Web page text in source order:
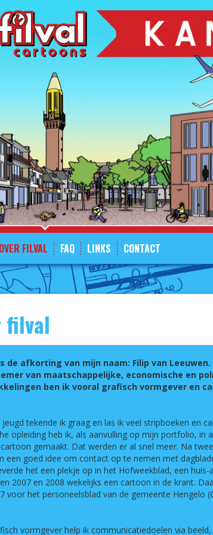
OVER FILVAL FAQ LINKS CONTACT
filval
de afkorting van mijn naam: Filip van
van maatschappelijke, economische en
ben ik vooral grafisch vormgever en
tekende ik graag en las ik veel stripboeken en
opleiding heb ik, als aanvulling op mijn portfolio, in
gemaakt. Dat werden er al snel meer. Na
een goed idee om contact op te nemen met
het een plekje op in het Hofweekblad, een
2007 en 2008 wekelijks een cartoon in de krant.
voor het personeelsblad van de gemeente Hengelo
vormgever help ik communicatiedoelen via